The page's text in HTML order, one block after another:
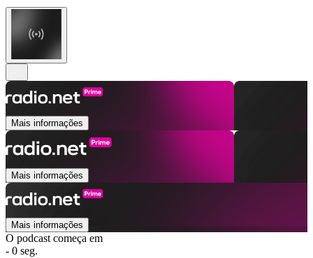
Mais informações
Mais informações
Mais informações
O podcast começa em
- 0 seg.